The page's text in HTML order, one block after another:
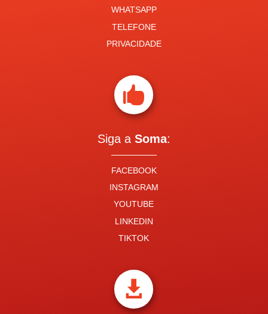
WHATSAPP
TELEFONE
PRIVACIDADE

Siga a Soma:
FACEBOOK
INSTAGRAM
YOUTUBE
LINKEDIN
TIKTOK
